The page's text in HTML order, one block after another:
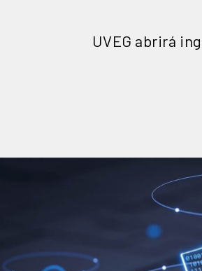
UVEG abrirá